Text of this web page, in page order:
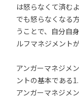
は怒らなくて済む
でも怒らなくなる
うことで、自分自
ルフマネジメント
アンガーマネジメ
ントの基本である
アンガーマネジメ